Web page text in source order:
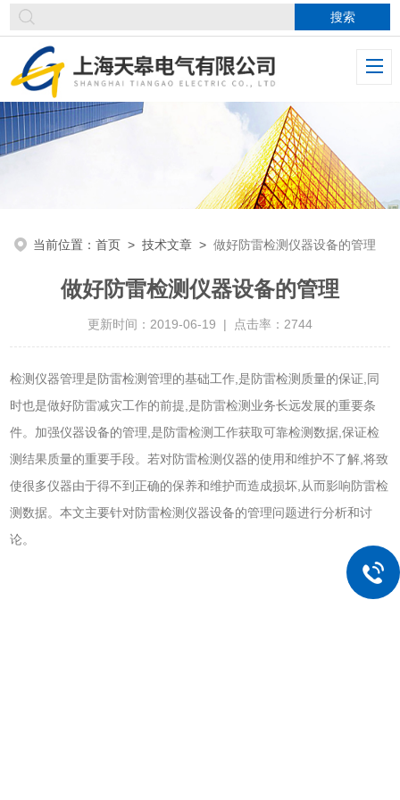
当前位置：首页 >技术文章 >做好防雷检测仪器设备的管理
做好防雷检测仪器设备的管理
更新时间：2019-06-19 | 点击率：2744
检测仪器管理是防雷检测管理的基础工作,是防雷检测质量的保证,同
时也是做好防雷减灾工作的前提,是防雷检测业务长远发展的重要条
件。加强仪器设备的管理,是防雷检测工作获取可靠检测数据,保证检
测结果质量的重要手段。若对防雷检测仪器的使用和维护不了解,将致
使很多仪器由于得不到正确的保养和维护而造成损坏,从而影响防雷检
测数据。本文主要针对防雷检测仪器设备的管理问题进行分析和讨
论。